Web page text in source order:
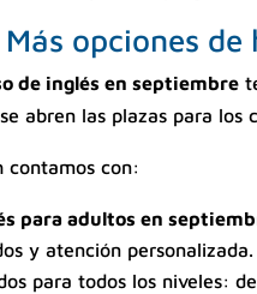
opciones
de inglés en septiembre
abren las plazas para
contamos con:
para adultos en
y atención personalizada.
para todos los niveles: